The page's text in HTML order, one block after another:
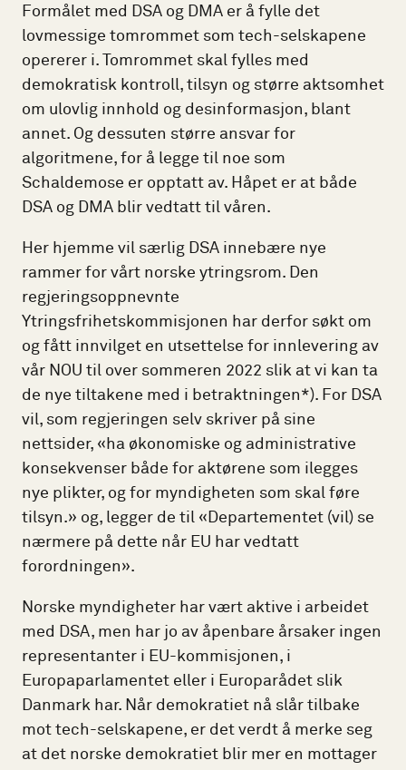
Formålet med DSA og DMA er å fylle det
lovmessige tomrommet som tech-selskapene
opererer i. Tomrommet skal fylles med
demokratisk kontroll, tilsyn og større aktsomhet
om ulovlig innhold og desinformasjon, blant
annet. Og dessuten større ansvar for
algoritmene, for å legge til noe som
Schaldemose er opptatt av. Håpet er at både
DSA og DMA blir vedtatt til våren.
Her hjemme vil særlig DSA innebære nye
rammer for vårt norske ytringsrom. Den
regjeringsoppnevnte
Ytringsfrihetskommisjonen har derfor søkt om
og fått innvilget en utsettelse for innlevering av
vår NOU til over sommeren 2022 slik at vi kan ta
de nye tiltakene med i betraktningen*). For DSA
vil, som regjeringen selv skriver på sine
nettsider, «ha økonomiske og administrative
konsekvenser både for aktørene som ilegges
nye plikter, og for myndigheten som skal føre
tilsyn.» og, legger de til «Departementet (vil) se
nærmere på dette når EU har vedtatt
forordningen».
Norske myndigheter har vært aktive i arbeidet
med DSA, men har jo av åpenbare årsaker ingen
representanter i EU-kommisjonen, i
Europaparlamentet eller i Europarådet slik
Danmark har. Når demokratiet nå slår tilbake
mot tech-selskapene, er det verdt å merke seg
at det norske demokratiet blir mer en mottager